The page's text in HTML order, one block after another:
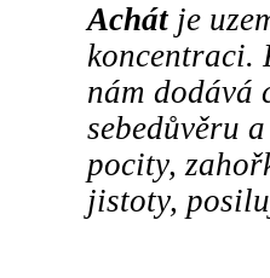
Achát je
koncentraci.
nám dodává
sebedůvěru
pocity,
jistoty,